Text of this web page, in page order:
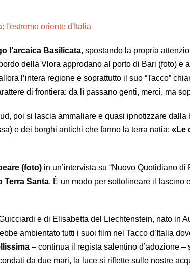
l’arcaica Basilicata, spostando la propria
della Vlora approdano al porto di Bari (foto) e
l’intera regione e soprattutto il suo “Tacco”
di frontiera: da lì passano genti, merci, ma
poi si lascia ammaliare e quasi ipnotizzare dalla
e dei borghi antichi che fanno la terra natia: «Le
(foto) in un’intervista su “Nuovo Quotidiano di
Terra Santa. È un modo per sottolineare il fascino
e di Elisabetta del Liechtenstein, nato in
ambientato tutti i suoi film nel Tacco d’Italia
– continua il regista salentino d’adozione –
da due mari, la luce si riflette sulle nostre